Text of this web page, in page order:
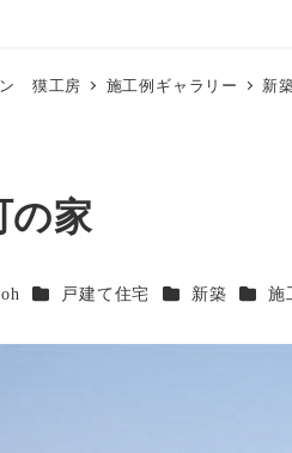
ン 獏工房 施工例ギャラリー 新
の家
カテゴリー
戸建て住宅 カテゴリー
新築 カテ施